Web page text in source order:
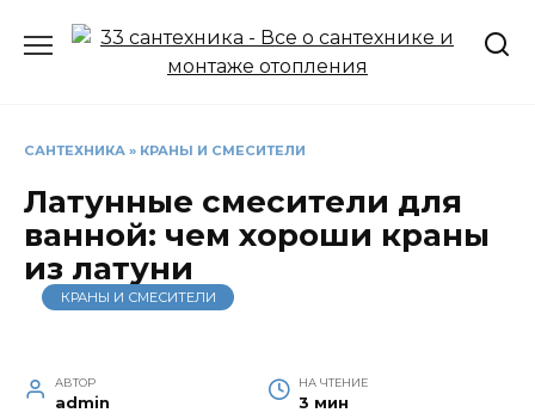
САНТЕХНИКА » КРАНЫ И СМЕСИТЕЛИ
Латунные смесители для
ванной: чем хороши краны
из латуни
КРАНЫ И СМЕСИТЕЛИ
АВТОР
admin
НА ЧТЕНИЕ
3 мин